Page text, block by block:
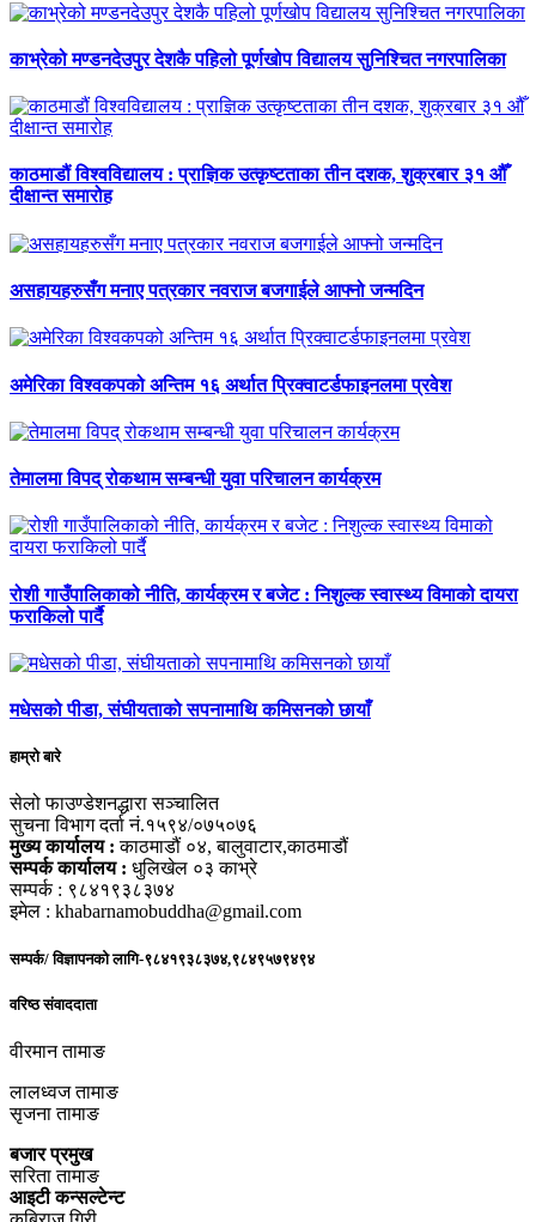
काभ्रेको मण्डनदेउपुर देशकै पहिलो पूर्णखोप विद्यालय सुनिश्चित नगरपालिका
काठमाडौं विश्वविद्यालय : प्राज्ञिक उत्कृष्टताका तीन दशक, शुक्रबार ३१ औँ
दीक्षान्त समारोह
असहायहरुसँग मनाए पत्रकार नवराज बजगाईले आफ्नो जन्मदिन
अमेरिका विश्वकपको अन्तिम १६ अर्थात प्रिक्वाटर्डफाइनलमा प्रवेश
तेमालमा विपद् रोकथाम सम्बन्धी युवा परिचालन कार्यक्रम
रोशी गाउँपालिकाको नीति, कार्यक्रम र बजेट : निशुल्क स्वास्थ्य विमाको दायरा
फराकिलो पार्दै
मधेसको पीडा, संघीयताको सपनामाथि कमिसनको छायाँ
हाम्रो बारे
सेलो फाउण्डेशनद्धारा सञ्चालित
सुचना विभाग दर्ता नं.१५९४/०७५०७६
मुख्य कार्यालय : काठमाडौं ०४, बालुवाटार,काठमाडौं
सम्पर्क कार्यालय : धुलिखेल ०३ काभ्रे
सम्पर्क : ९८४१९३८३७४
इमेल : khabarnamobuddha@gmail.com
सम्पर्क/ विज्ञापनको लागि-९८४१९३८३७४,९८४९५७९४९४
वरिष्ठ संवाददाता
वीरमान तामाङ
लालध्वज तामाङ
सृजना तामाङ
बजार प्रमुख
सरिता तामाङ
आइटी कन्सल्टेन्ट